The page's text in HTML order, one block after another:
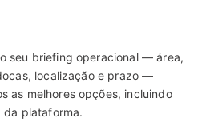
seu briefing operacional — área,
localização e prazo —
as melhores opções, incluindo
da plataforma.